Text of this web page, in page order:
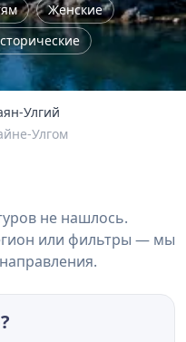
Женские
Нетворкинг
Улгий
Улгом
не нашлось.
или фильтры — мы